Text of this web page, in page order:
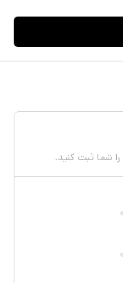
را شما ثبت کنید.